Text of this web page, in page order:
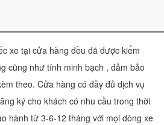
xe tại cửa hàng đều đã được kiểm
cũng như tính minh bạch , đảm bảo
theo. Cửa hàng có đầy đủ dịch vụ
ký cho khách có nhu cầu trong thời
hành từ 3-6-12 tháng với mọi dòng xe